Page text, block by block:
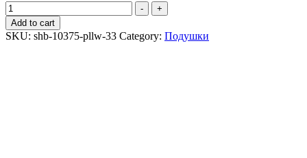
Подушка
декоративная
Shabu
Звездное
-
+
Add to cart
SKU: shb-10375-pllw-33 Category: Подушки